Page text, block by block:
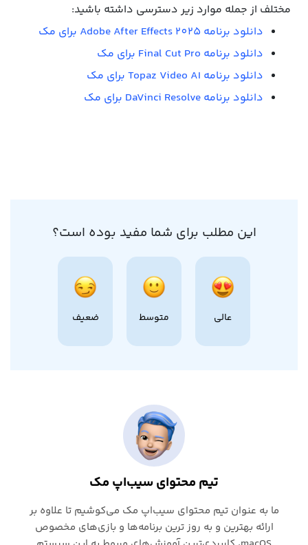
مختلف از جمله موارد زیر دسترسی داشته باشید:
دانلود برنامه Adobe After Effects 2025 برای مک
دانلود برنامه Final Cut Pro برای مک
دانلود برنامه Topaz Video AI برای مک
دانلود برنامه DaVinci Resolve برای مک
این مطلب برای شما مفید بوده است؟
عالی متوسط ضعیف
تیم محتوای سیب‌اپ مک
ما به عنوان تیم محتوای سیب‌اپ مک می‌کوشیم تا علاوه بر
ارائه بهترین و به روز ترین برنامه‌ها و بازی‌های مخصوص